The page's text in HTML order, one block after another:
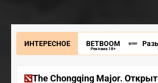
ИНТЕРЕСНОЕ BETBOOM
Реклама 18+
The Chongqing Major.